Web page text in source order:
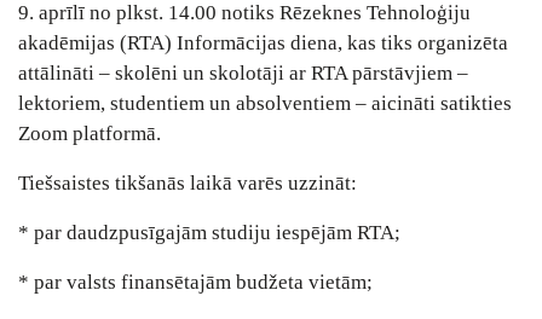
9. aprīlī no plkst. 14.00 notiks Rēzeknes Tehnoloģiju
akadēmijas (RTA) Informācijas diena, kas tiks organizēta
attālināti – skolēni un skolotāji ar RTA pārstāvjiem –
lektoriem, studentiem un absolventiem – aicināti satikties
Zoom platformā.
Tiešsaistes tikšanās laikā varēs uzzināt:
* par daudzpusīgajām studiju iespējām RTA;
* par valsts finansētajām budžeta vietām;